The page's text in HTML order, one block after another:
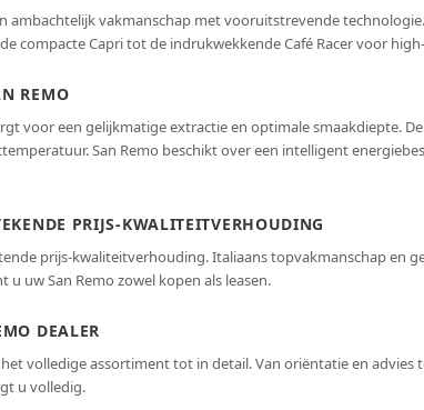
ambachtelijk vakmanschap met vooruitstrevende
compacte Capri tot de indrukwekkende Café Racer voor
REMO
voor een gelijkmatige extractie en optimale smaakdiepte.
San Remo beschikt over een intelligent
PRIJS-KWALITEITVERHOUDING
prijs-kwaliteitverhouding. Italiaans topvakmanschap en
uw San Remo zowel kopen als leasen.
DEALER
volledige assortiment tot in detail. Van oriëntatie en
u volledig.